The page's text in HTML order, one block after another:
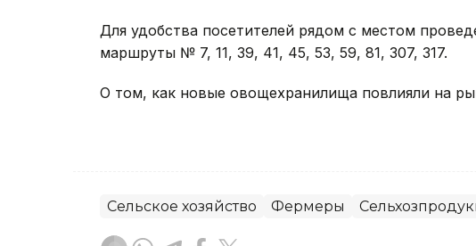
Для удобства посетителей рядом с местом
маршруты № 7, 11, 39, 41, 45, 53, 59, 81, 307, 317.
О том, как новые овощехранилища повлияли на
Сельское хозяйство Фермеры